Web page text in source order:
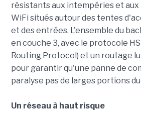
résistants aux intempéries et
WiFi situés autour des tentes
et des entrées. L'ensemble du
en couche 3, avec le protocole
Routing Protocol) et un routage
pour garantir qu'une panne de
paralyse pas de larges portions
Un réseau à haut risque